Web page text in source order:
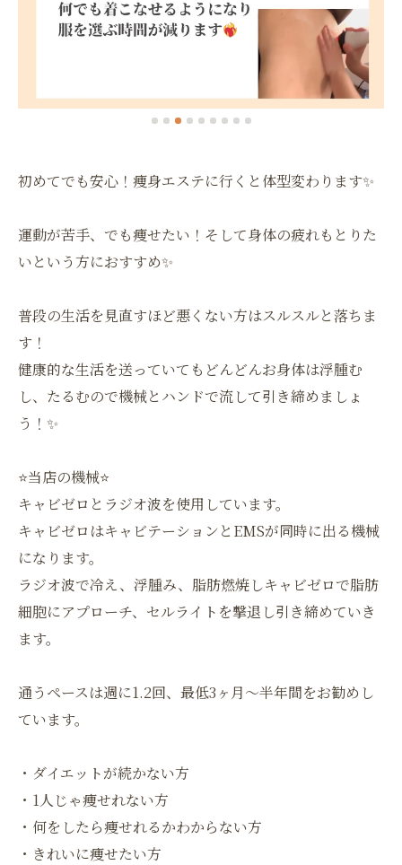
初めてでも安心！痩身エステに行くと体型変わります✨
運動が苦手、でも痩せたい！そして身体の疲れもとりた
いという方におすすめ✨
普段の生活を見直すほど悪くない方はスルスルと落ちま
す！
健康的な生活を送っていてもどんどんお身体は浮腫む
し、たるむので機械とハンドで流して引き締めましょ
う！✨
⭐️当店の機械⭐️
キャビゼロとラジオ波を使用しています。
キャビゼロはキャビテーションとEMSが同時に出る機械
になります。
ラジオ波で冷え、浮腫み、脂肪燃焼しキャビゼロで脂肪
細胞にアプローチ、セルライトを撃退し引き締めていき
ます。
通うペースは週に1.2回、最低3ヶ月〜半年間をお勧めし
ています。
・ダイエットが続かない方
・1人じゃ痩せれない方
・何をしたら痩せれるかわからない方
・きれいに痩せたい方